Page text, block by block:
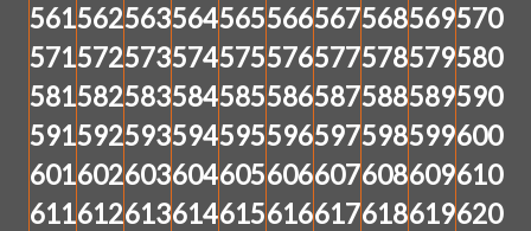
561562563564565566567568569570
571572573574575576577578579580
581582583584585586587588589590
591592593594595596597598599600
601602603604605606607608609610
611612613614615616617618619620